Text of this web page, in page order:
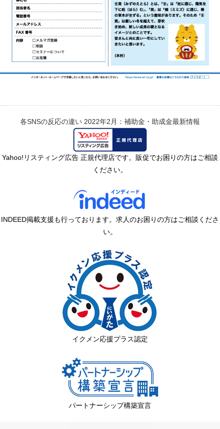
各SNSの反応の違い 2022年2月：補助金・助成金最新情報
Yahoo!リスティング広告 正規代理店です。販促でお困りの方はご相談
ください。
INDEED掲載支援も行っております。求人のお困りの方はご相談くださ
い。
イクメン応援プラス認定
パートナーシップ構築宣言